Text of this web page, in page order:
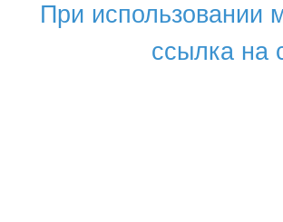
При использовании
ссылка на